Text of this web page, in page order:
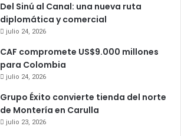
Del Sinú al Canal: una nueva ruta
diplomática y comercial
julio 24, 2026
CAF compromete US$9.000 millones
para Colombia
julio 24, 2026
Grupo Éxito convierte tienda del norte
de Montería en Carulla
julio 23, 2026